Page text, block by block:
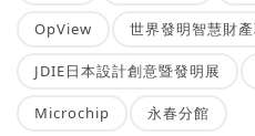
OpView 世界發明智慧財
JDIE日本設計創意暨發明展
Microchip 永春分館